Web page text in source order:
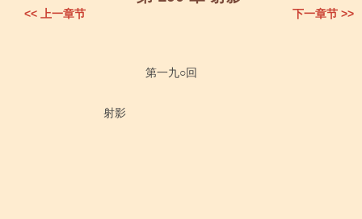
<< 上一章节 下一章节 >>